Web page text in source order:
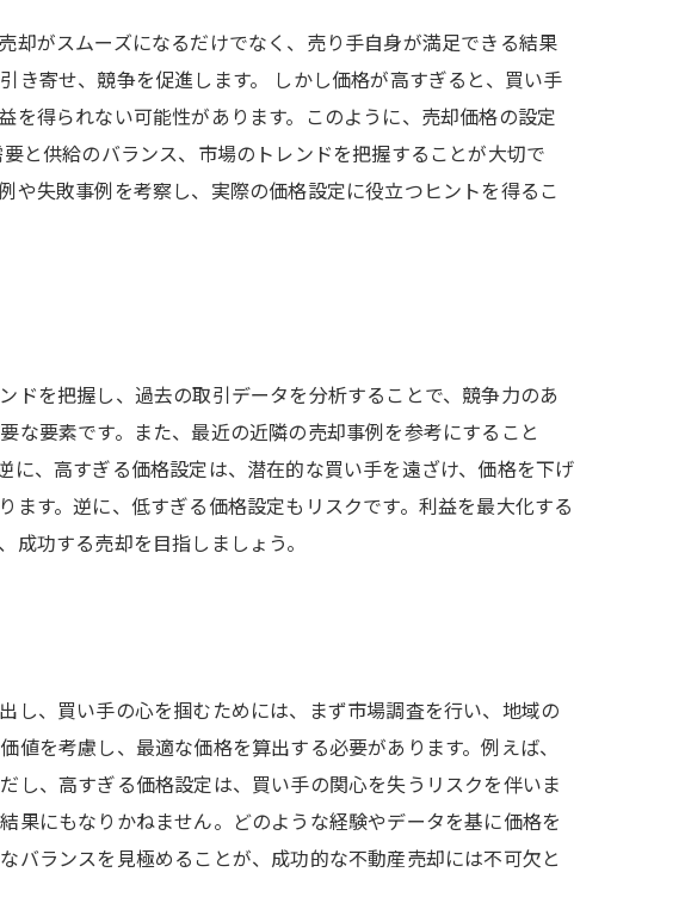
却がスムーズになるだけでなく、売り手自身が満足できる結果
き寄せ、競争を促進します。 しかし価格が高すぎると、買い手
を得られない可能性があります。このように、売却価格の設定
と供給のバランス、市場のトレンドを把握することが大切で
や失敗事例を考察し、実際の価格設定に役立つヒントを得るこ
ドを把握し、過去の取引データを分析することで、競争力のあ
な要素です。また、最近の近隣の売却事例を参考にすること
に、高すぎる価格設定は、潜在的な買い手を遠ざけ、価格を下げ
す。逆に、低すぎる価格設定もリスクです。利益を最大化する
功する売却を目指しましょう。
し、買い手の心を掴むためには、まず市場調査を行い、地域の
を考慮し、最適な価格を算出する必要があります。例えば、
し、高すぎる価格設定は、買い手の関心を失うリスクを伴いま
果にもなりかねません。どのような経験やデータを基に価格を
バランスを見極めることが、成功的な不動産売却には不可欠と